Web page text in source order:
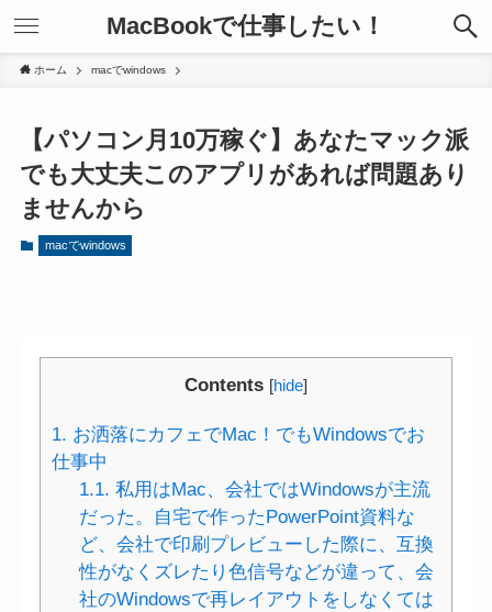
MacBookで仕事したい！
ホーム macでwindows
【パソコン月10万稼ぐ】あなたマック派
でも大丈夫このアプリがあれば問題あり
ませんから
macでwindows
Contents [hide]
1. お洒落にカフェでMac！でもWindowsでお
仕事中
1.1. 私用はMac、会社ではWindowsが主流
だった。自宅で作ったPowerPoint資料な
ど、会社で印刷プレビューした際に、互換
性がなくズレたり色信号などが違って、会
社のWindowsで再レイアウトをしなくては